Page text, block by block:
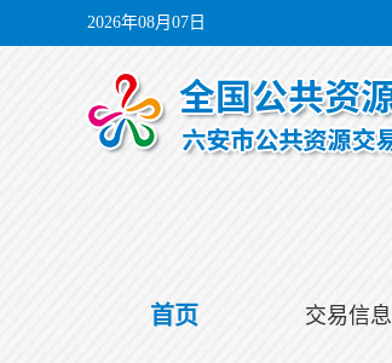
2026年08月07日
首页 交易信息